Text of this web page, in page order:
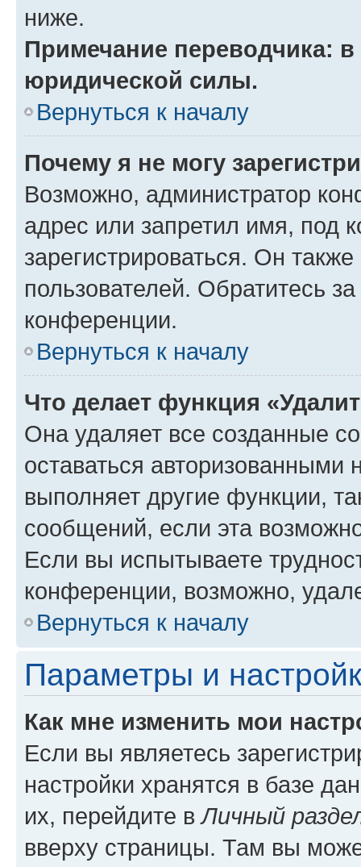
ниже.
Примечание переводчика:
юридической силы.
Вернуться к началу
Почему я не могу
Возможно, администратор
адрес или запретил имя, под
зарегистрироваться. Он
пользователей. Обратитесь
конференции.
Вернуться к началу
Что делает функция
Она удаляет все созданные
оставаться авторизованными
выполняет другие функции,
сообщений, если эта
Если вы испытываете
конференции, возможно,
Вернуться к началу
Параметры и
Как мне изменить мои
Если вы являетесь
настройки хранятся в базе
их, перейдите вЛичный
вверху страницы. Там вы